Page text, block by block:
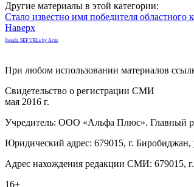
Другие материалы в этой категории:
Стало известно имя победителя областного
Наверх
Joomla SEF URLs by Artio
При любом использовании материалов
Свидетельство о регистрации СМИ
мая 2016 г.
Учредитель: ООО «Альфа Плюс». Главный
Юридический адрес: 679015, г.
Адрес нахождения редакции СМИ: 679015,
16+